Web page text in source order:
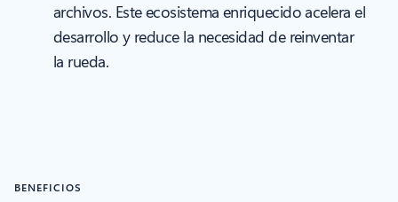
archivos. Este ecosistema enriquecido acelera el
desarrollo y reduce la necesidad de reinventar
la rueda.
BENEFICIOS